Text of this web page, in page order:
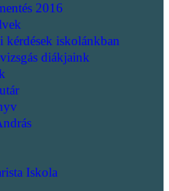
2016
kérdések iskolánkban
diákjaink
Iskola